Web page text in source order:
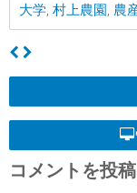
大学, 村上農園, 農
コメントを投稿